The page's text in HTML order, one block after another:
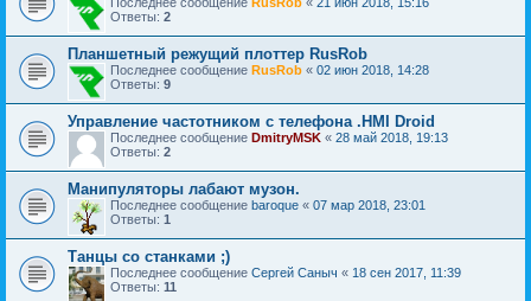
Ответы: 2
Планшетный режущий плоттер RusRob
Последнее сообщение RusRob « 02 июн 2018, 14:28
Ответы: 9
Управление частотником с телефона .HMI Droid
Последнее сообщение DmitryMSK « 28 май 2018, 19:13
Ответы: 2
Манипуляторы лабают музон.
Последнее сообщение baroque « 07 мар 2018, 23:01
Ответы: 1
Танцы со станками ;)
Последнее сообщение Сергей Саныч « 18 сен 2017, 11:39
Ответы: 11